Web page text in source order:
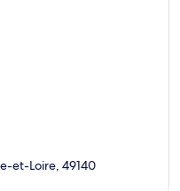
et-Loire, 49140